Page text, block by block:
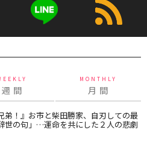
週 間
MONTHLY
月 間
弟！』お市と柴田勝家、自刃しての最
世の句」…運命を共にした２人の悲劇